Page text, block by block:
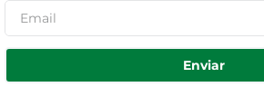
Enviar